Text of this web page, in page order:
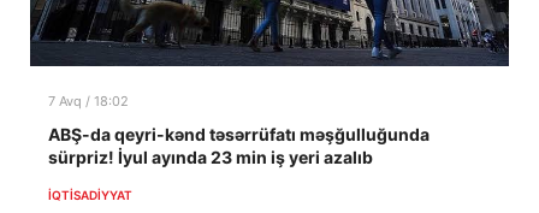
7 Avq / 18:02
ABŞ-da qeyri-kənd təsərrüfatı məşğulluğunda
sürpriz! İyul ayında 23 min iş yeri azalıb
İQTISADIYYAT